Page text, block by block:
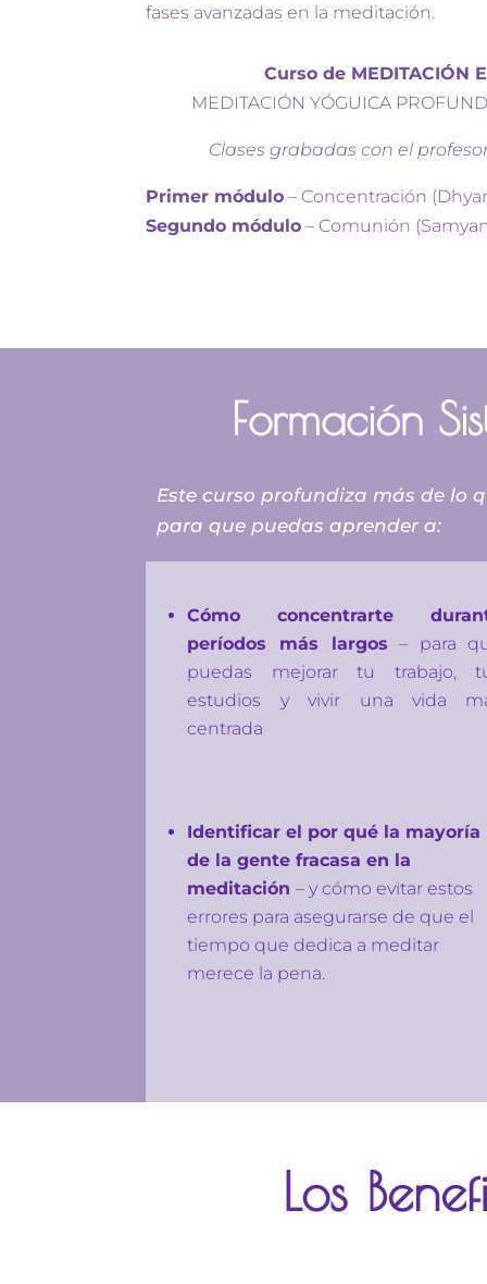
fases avanzadas en la meditación.
Curso de MEDITACIÓN
MEDITACIÓN YÓGUICA
Clases grabadas con el
Primer módulo – Concentración
Segundo módulo – Comunión
Formación
Este curso profundiza más de lo
para que puedas aprender a:
Cómo concentrarte
períodos más largos – para
puedas mejorar tu trabajo,
estudios y vivir una vida
centrada
Identificar el por qué la mayoría
de la gente fracasa en la
meditación– y cómo evitar estos
errores para asegurarse de que el
tiempo que dedica a meditar
merece la pena.
Los